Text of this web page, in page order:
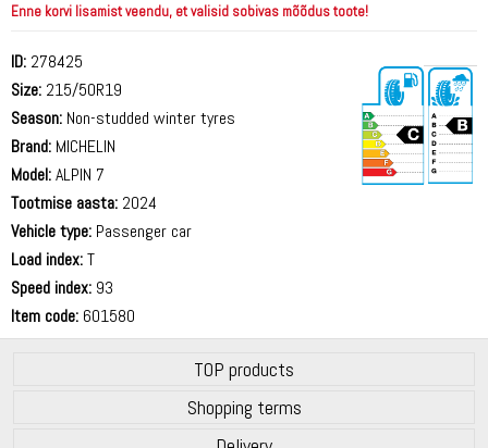
Enne korvi lisamist veendu, et valisid sobivas mõõdus toote!
ID: 278425
Size: 215/50R19
Season: Non-studded winter tyres
Brand: MICHELIN
Model:ALPIN 7
Tootmise aasta: 2024
Vehicle type: Passenger car
Load index:T
Speed index: 93
Item code: 601580
TOP products
Shopping terms